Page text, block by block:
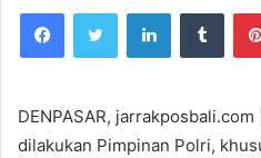
DENPASAR,
dilakukan Pimpinan Polri,